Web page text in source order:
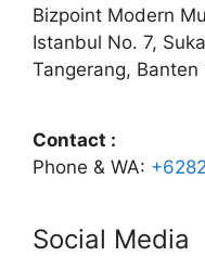
Bizpoint Modern
Istanbul No. 7,
Tangerang, Banten
Contact :
Phone & WA:
Social Media